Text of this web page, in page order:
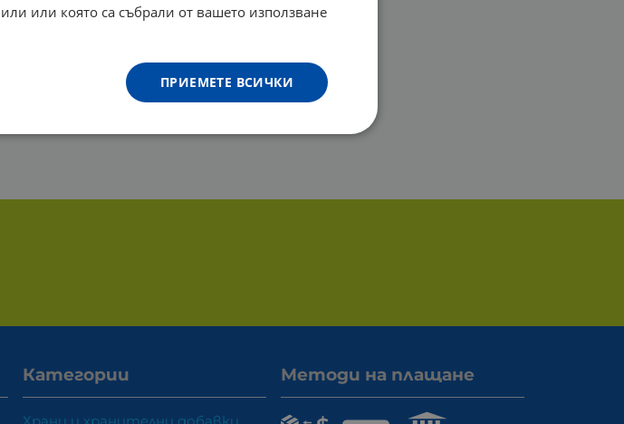
Категории Методи на плащане
или която са събрали от вашето използване
ПРИЕМЕТЕ ВСИЧКИ